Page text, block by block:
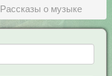
Рассказы о музыке